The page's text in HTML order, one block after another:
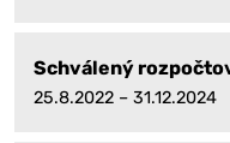
Schválený
25.8.2022 – 31.12.2024